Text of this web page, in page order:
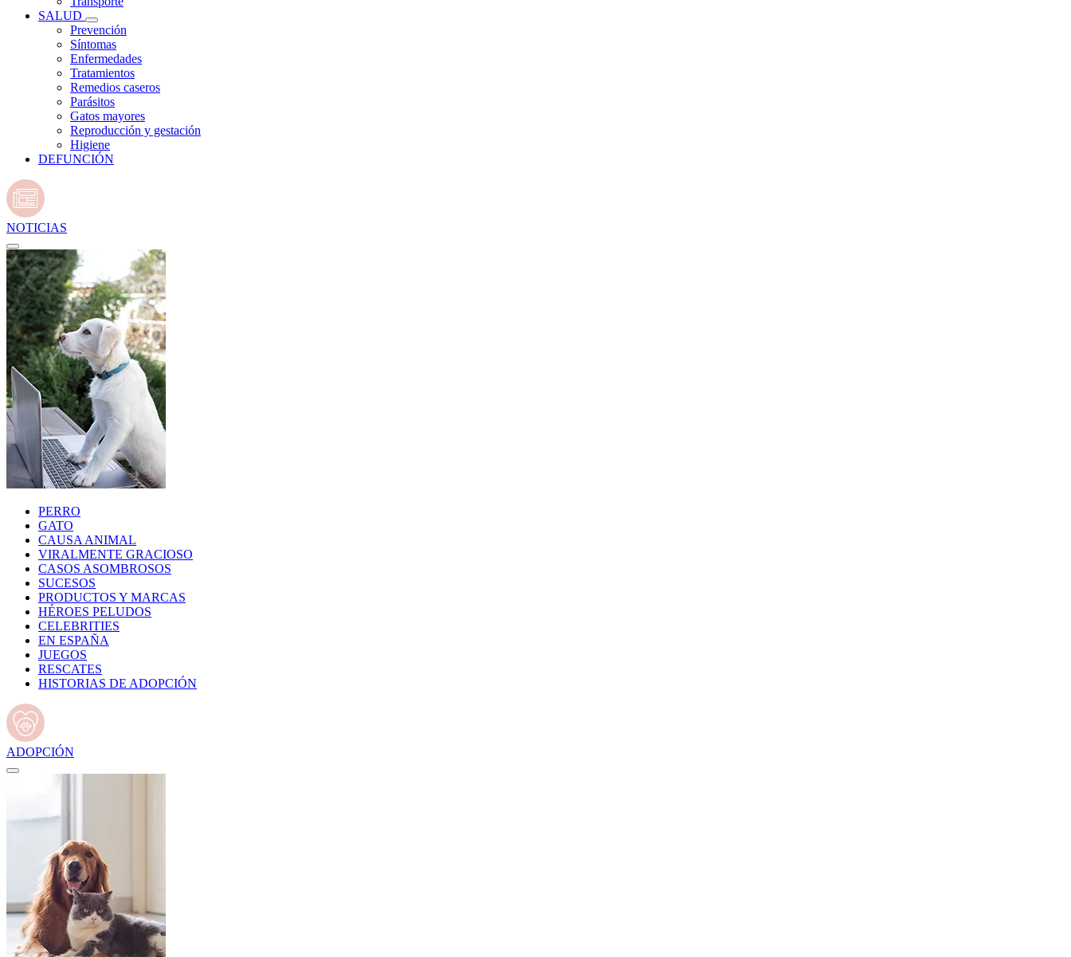
SALUD
Prevención
Síntomas
Enfermedades
Tratamientos
Remedios caseros
Parásitos
Gatos mayores
Reproducción y gestación
Higiene
DEFUNCIÓN
NOTICIAS
PERRO
GATO
CAUSA ANIMAL
VIRALMENTE GRACIOSO
CASOS ASOMBROSOS
SUCESOS
PRODUCTOS Y MARCAS
HÉROES PELUDOS
CELEBRITIES
EN ESPAÑA
JUEGOS
RESCATES
HISTORIAS DE ADOPCIÓN
ADOPCIÓN